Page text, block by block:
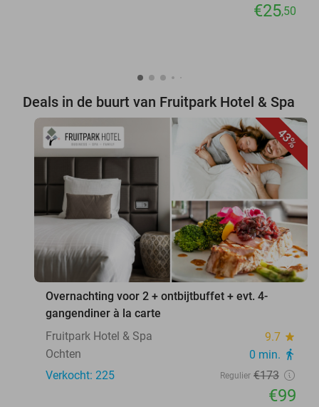
€25,50
Deals in de buurt van Fruitpark Hotel & Spa
43%
favorite_border
Overnachting voor 2 + ontbijtbuffet + evt. 4-
gangendiner à la carte
Fruitpark Hotel & Spa
9.7 star
Ochten 0 min. directions_walk
Verkocht: 225 Regulier €173
€99